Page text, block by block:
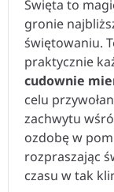
Święta to
gronie
świętowaniu.
praktycznie
cudownie
celu
zachwytu
ozdobę w
rozpraszając
czasu w tak